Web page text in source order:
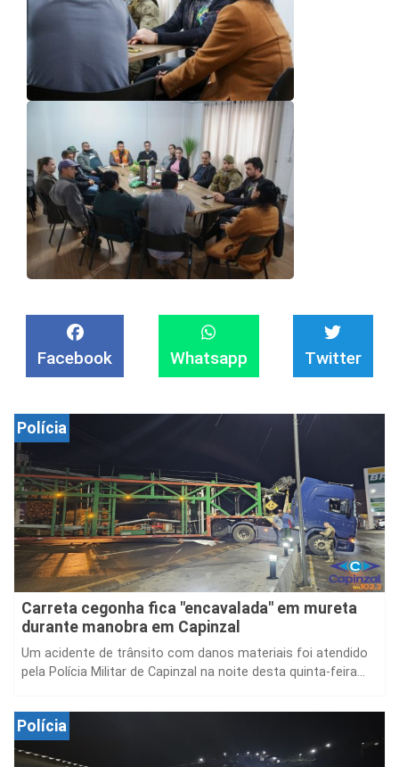
Facebook Whatsapp Twitter
Polícia
Carreta cegonha fica "encavalada" em mureta
durante manobra em Capinzal
Um acidente de trânsito com danos materiais foi atendido
pela Polícia Militar de Capinzal na noite desta quinta-feira...
Polícia